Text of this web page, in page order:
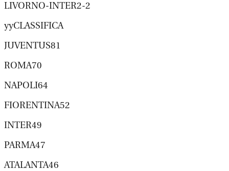
LIVORNO-INTER2-2
yyCLASSIFICA
JUVENTUS81
ROMA70
NAPOLI64
FIORENTINA52
INTER49
PARMA47
ATALANTA46